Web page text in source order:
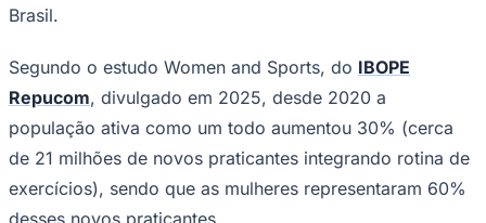
Brasil.
Segundo o estudo Women and Sports, do IBOPE
Repucom, divulgado em 2025, desde 2020 a
população ativa como um todo aumentou 30% (cerca
de 21 milhões de novos praticantes integrando rotina de
exercícios), sendo que as mulheres representaram 60%
desses novos praticantes.